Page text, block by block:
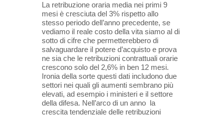
La retribuzione oraria media nei primi 9
mesi è cresciuta del 3% rispetto allo
stesso periodo dell’anno precedente, se
vediamo il reale costo della vita siamo al di
sotto di cifre che permetterebbero di
salvaguardare il potere d’acquisto e prova
ne sia che le retribuzioni contrattuali orarie
crescono solo del 2,6% in ben 12 mesi.
Ironia della sorte questi dati includono due
settori nei quali gli aumenti sembrano più
elevati, ad esempio i ministeri e il settore
della difesa. Nell’arco di un anno la
crescita tendenziale delle retribuzioni